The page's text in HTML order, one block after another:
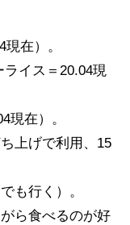
在）。
イス＝20.04現
在）。
上げで利用、15
も行く）。
ら食べるのが好